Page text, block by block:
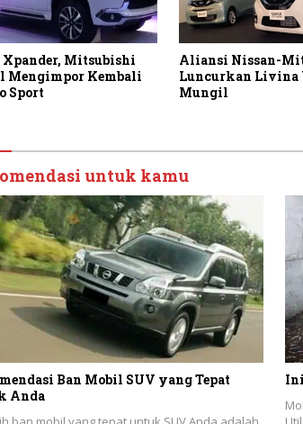
Xpander, Mitsubishi
Mengimpor Kembali
Sport
Aliansi Nissan-
Luncurkan Livina
Mungil
untuk kamu
Ban Mobil SUV yang Tepat
Anda